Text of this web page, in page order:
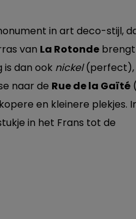
in art deco-stijl,
van La Rotonde brengt
is dan ook nickel(perfect),
naar de Rue de la Gaïté
en kleinere plekjes.
in het Frans tot de